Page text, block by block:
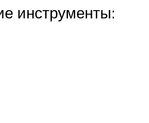
инструменты: